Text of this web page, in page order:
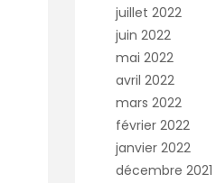
juillet 2022
juin 2022
mai 2022
avril 2022
mars 2022
février 2022
janvier 2022
décembre 2021